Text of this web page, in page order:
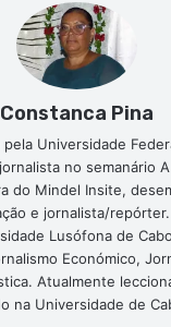
Constanca Pina
pela Universidade
no semanário
do Mindel Insite,
e jornalista/
Lusófona de
Económico,
Atualmente
na Universidade de